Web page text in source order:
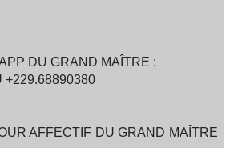
DU GRAND MAÎTRE :
+229.68890380
AFFECTIF DU GRAND MAÎTRE